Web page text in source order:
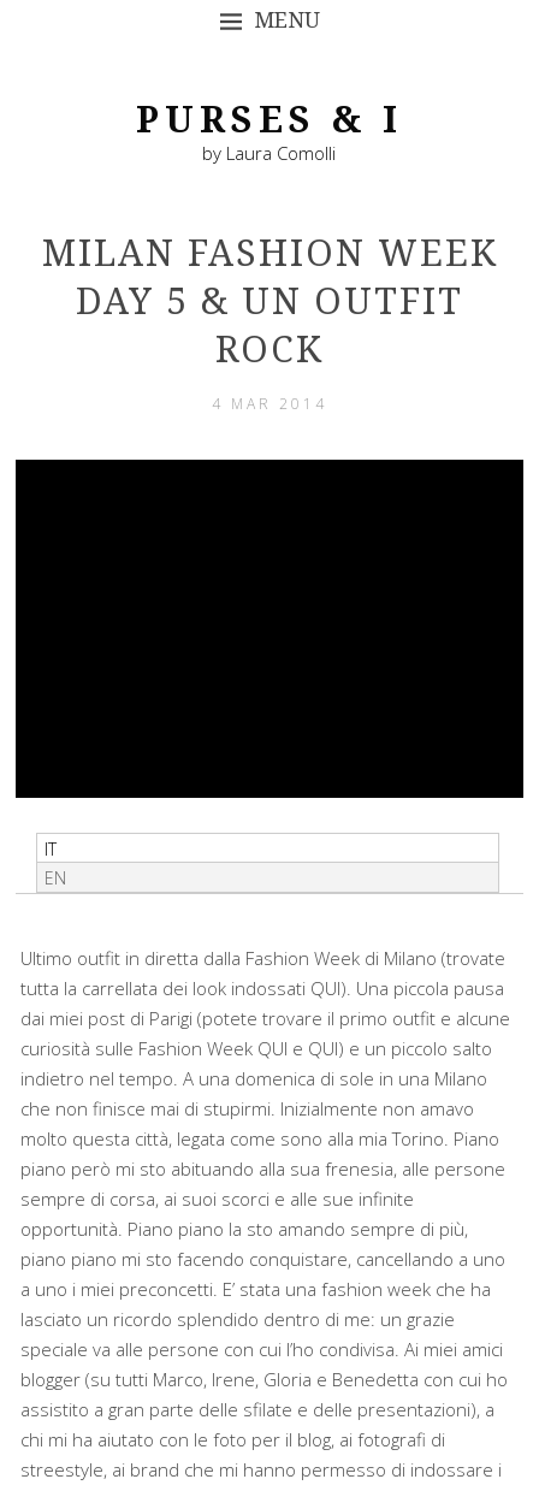
MENU
PURSES & I
by Laura Comolli
MILAN FASHION WEEK
DAY 5 & UN OUTFIT
ROCK
4 MAR 2014
IT
EN
Ultimo outfit in diretta dalla Fashion Week di Milano (trovate
tutta la carrellata dei look indossati QUI). Una piccola pausa
dai miei post di Parigi (potete trovare il primo outfit e alcune
curiosità sulle Fashion Week QUI e QUI) e un piccolo salto
indietro nel tempo. A una domenica di sole in una Milano
che non finisce mai di stupirmi. Inizialmente non amavo
molto questa città, legata come sono alla mia Torino. Piano
piano però mi sto abituando alla sua frenesia, alle persone
sempre di corsa, ai suoi scorci e alle sue infinite
opportunità. Piano piano la sto amando sempre di più,
piano piano mi sto facendo conquistare, cancellando a uno
a uno i miei preconcetti. E’ stata una fashion week che ha
lasciato un ricordo splendido dentro di me: un grazie
speciale va alle persone con cui l’ho condivisa. Ai miei amici
blogger (su tutti Marco, Irene, Gloria e Benedetta con cui ho
assistito a gran parte delle sfilate e delle presentazioni), a
chi mi ha aiutato con le foto per il blog, ai fotografi di
streestyle, ai brand che mi hanno permesso di indossare i